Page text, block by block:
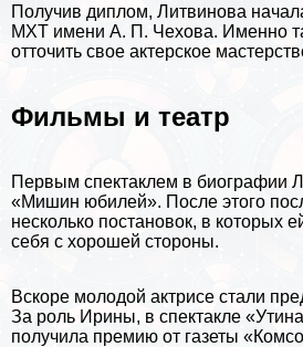
Получив диплом, Литвинова
МХТ имени А. П. Чехова. Именно
отточить свое актерское
Фильмы и театр
Первым спектаклем в биографии
«Мишин юбилей». После этого
несколько постановок, в которых
себя с хорошей стороны.
Вскоре молодой актрисе стали
За роль Ирины, в спектакле
получила премию от газеты